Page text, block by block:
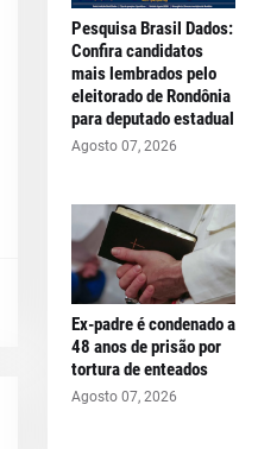
Pesquisa Brasil Dados:
Confira candidatos
mais lembrados pelo
eleitorado de Rondônia
para deputado estadual
Agosto 07, 2026
Ex-padre é condenado a
48 anos de prisão por
tortura de enteados
Agosto 07, 2026